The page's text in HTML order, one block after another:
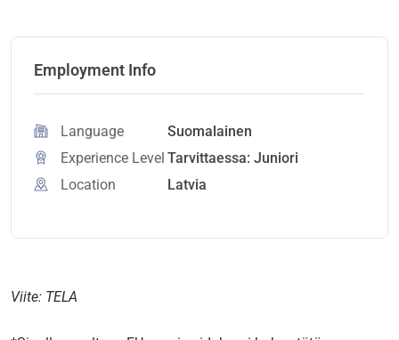
Employment Info
Language
Suomalainen
Experience Level Tarvittaessa: Juniori
Location
Latvia
Viite: TELA